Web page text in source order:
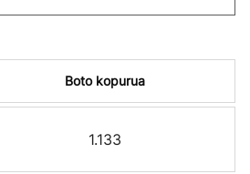
Boto kopurua
1.133